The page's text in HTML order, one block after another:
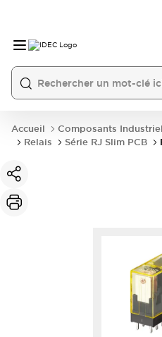
Accueil Composants
Relais
Série RJ Slim PCB